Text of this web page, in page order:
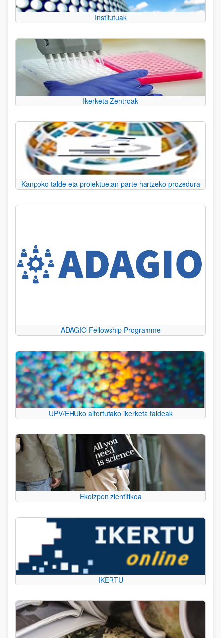
Institutuak
Ikerketa Zentroak
Kanpoko talde eta proiektuetan parte hartzeko prozedura
ADAGIO Fellowship Programme
UPV/EHUko aitortutako ikerketa taldeak
Ekoizpen zientifikoa
IKERTU